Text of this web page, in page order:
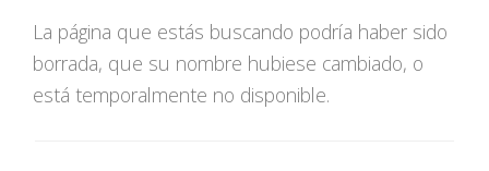
La página que estás buscando podría haber sido
borrada, que su nombre hubiese cambiado, o
está temporalmente no disponible.